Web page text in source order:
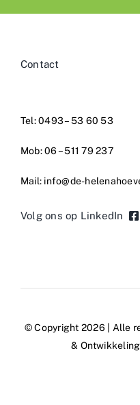
Contact
Tel: 0493 – 53 60 53
Mob: 06 – 511 79 237
Mail: info@de-
Volg ons op LinkedIn
© Copyright 2026 | Alle
&